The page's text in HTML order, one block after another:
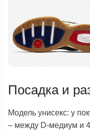
Посадка и
Модель унисекс: у
– между D-медиум и